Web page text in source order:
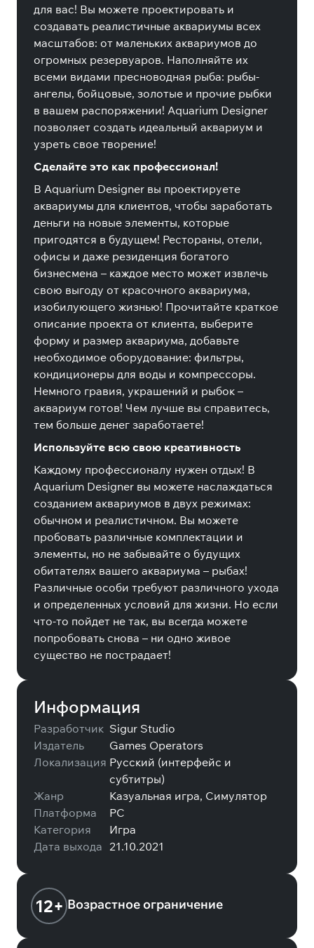
для вас! Вы можете проектировать и
создавать реалистичные аквариумы всех
масштабов: от маленьких аквариумов до
огромных резервуаров. Наполняйте их
всеми видами пресноводная рыба: рыбы-
ангелы, бойцовые, золотые и прочие рыбки
в вашем распоряжении! Aquarium Designer
позволяет создать идеальный аквариум и
узреть свое творение!
Сделайте это как профессионал!
В Aquarium Designer вы проектируете
аквариумы для клиентов, чтобы заработать
деньги на новые элементы, которые
пригодятся в будущем! Рестораны, отели,
офисы и даже резиденция богатого
бизнесмена – каждое место может извлечь
свою выгоду от красочного аквариума,
изобилующего жизнью! Прочитайте краткое
описание проекта от клиента, выберите
форму и размер аквариума, добавьте
необходимое оборудование: фильтры,
кондиционеры для воды и компрессоры.
Немного гравия, украшений и рыбок –
аквариум готов! Чем лучше вы справитесь,
тем больше денег заработаете!
Используйте всю свою креативность
Каждому профессионалу нужен отдых! В
Aquarium Designer вы можете наслаждаться
созданием аквариумов в двух режимах:
обычном и реалистичном. Вы можете
пробовать различные комплектации и
элементы, но не забывайте о будущих
обитателях вашего аквариума – рыбах!
Различные особи требуют различного ухода
и определенных условий для жизни. Но если
что-то пойдет не так, вы всегда можете
попробовать снова – ни одно живое
существо не пострадает!
Информация
Разработчик Sigur Studio
Издатель
Games Operators
Локализация Русский (интерфейс и
субтитры)
Жанр
Казуальная игра, Симулятор
Платформа
PC
Категория
Игра
Дата выхода 21.10.2021
12+ Возрастное ограничение